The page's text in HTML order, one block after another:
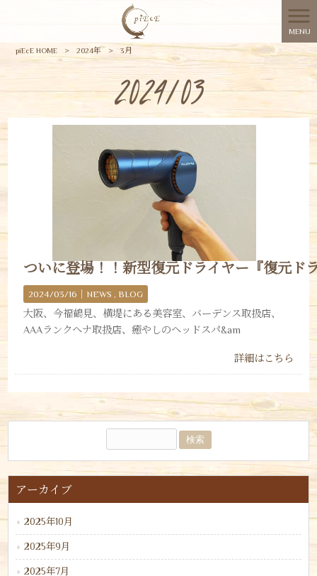
MENU
piEcE HOME > 2024年 > 3月
2024/03
ついに登場！！新型復元ドライヤー『復元ド
2024/03/16｜ NEWS BLOG
大阪、今福鶴見、横堤にある美容室、バーデンス取扱店、
AAAランクヘナ取扱店、癒やしのヘッドスパ&am
詳細はこちら
アーカイブ
2025年10月
2025年9月
2025年7月